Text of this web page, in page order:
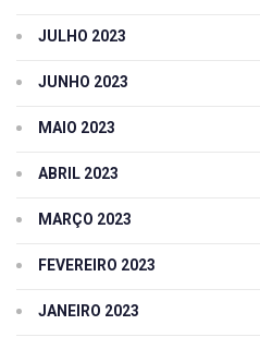
JULHO 2023
JUNHO 2023
MAIO 2023
ABRIL 2023
MARÇO 2023
FEVEREIRO 2023
JANEIRO 2023